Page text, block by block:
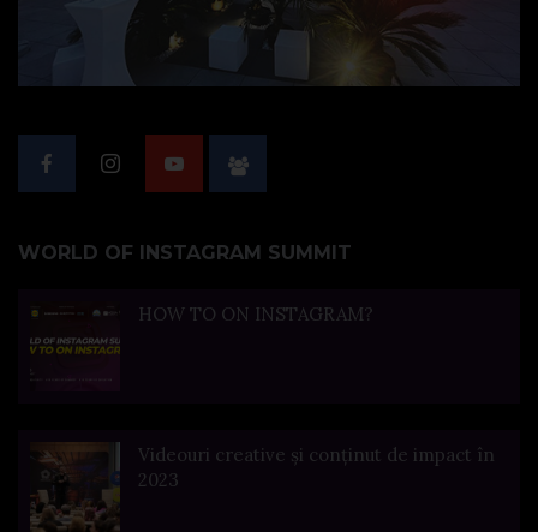
WORLD OF INSTAGRAM SUMMIT
HOW TO ON INSTAGRAM?
Videouri creative și conținut de impact în
2023